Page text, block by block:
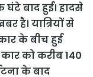
बाद हुई। हादसे
है। यात्रियों से
के बीच हुई
को करीब 140
के बाद